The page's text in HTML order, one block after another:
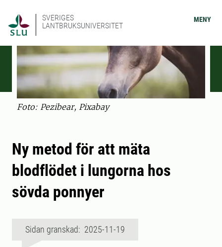
SVERIGES
LANTBRUKSUNIVERSITET
MENY
Foto: Pezibear, Pixabay
Ny metod för att mäta
blodflödet i lungorna hos
sövda ponnyer
Sidan granskad: 2025-11-19